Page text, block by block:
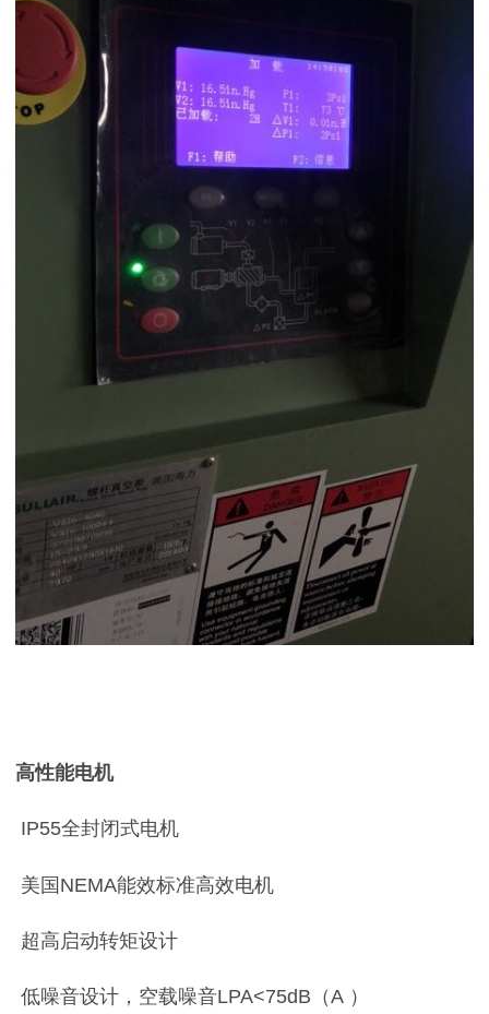
高性能电机
IP55全封闭式电机
美国 NEMA能效标准高效电机
超高启动转矩设计
低噪音设计，空载噪音LPA<75dB （A ）